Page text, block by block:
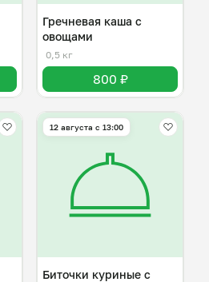
Гречневая каша с
овощами
0,5 кг
800 ₽
12 августа с 13:00
Биточки куриные с